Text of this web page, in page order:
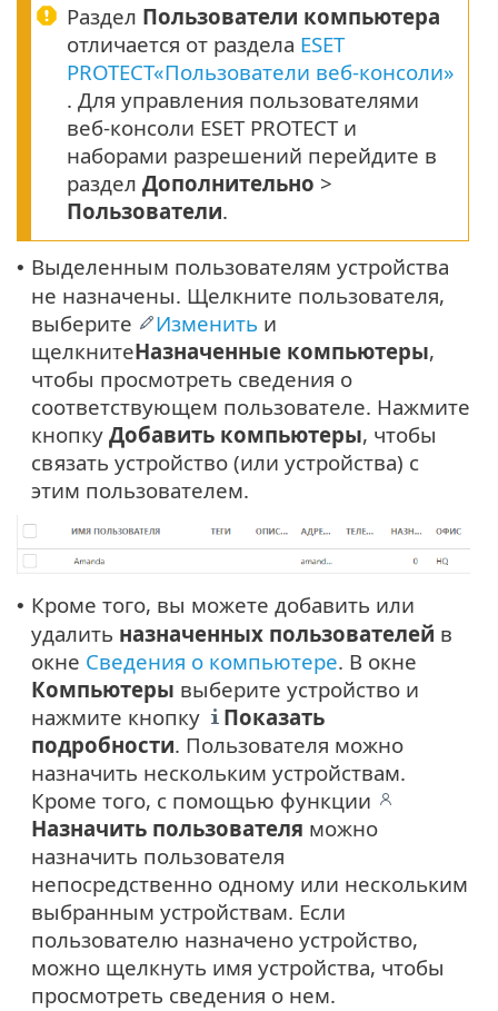
Раздел Пользователи компьютера
отличается от раздела ESET
PROTECT«Пользователи веб-консоли»
. Для управления пользователями
веб-консоли ESET PROTECT и
наборами разрешений перейдите в
раздел Дополнительно >
Пользователи.
• Выделенным пользователям устройства
не назначены. Щелкните пользователя,
выберите
Изменить и
щелкнитеНазначенные компьютеры,
чтобы просмотреть сведения о
соответствующем пользователе. Нажмите
кнопку Добавить компьютеры, чтобы
связать устройство (или устройства) с
этим пользователем.
• Кроме того, вы можете добавить или
удалить назначенных пользователей в
окне Сведения о компьютере. В окне
Компьютеры выберите устройство и
нажмите кнопку
Показать
подробности. Пользователя можно
назначить нескольким устройствам.
Кроме того, с помощью функции
Назначить пользователя можно
назначить пользователя
непосредственно одному или нескольким
выбранным устройствам. Если
пользователю назначено устройство,
можно щелкнуть имя устройства, чтобы
просмотреть сведения о нем.